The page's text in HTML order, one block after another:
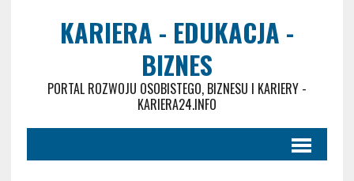
KARIERA - EDUKACJA -
BIZNES
PORTAL ROZWOJU OSOBISTEGO, BIZNESU I KARIERY -
KARIERA24.INFO